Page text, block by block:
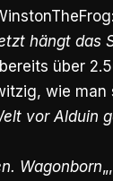
hängt das
über
wie man
vor Alduin
Wagonborn